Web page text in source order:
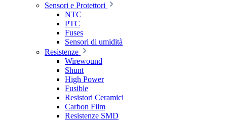
Sensori e Protettori
NTC
PTC
Fuses
Sensori di umidità
Resistenze
Wirewound
Shunt
High Power
Fusible
Resistori Ceramici
Carbon Film
Resistenze SMD